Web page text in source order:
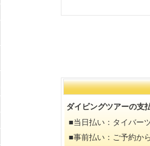
ダイビングツアーの支
■当日払い：タイバー
■事前払い：ご予約か